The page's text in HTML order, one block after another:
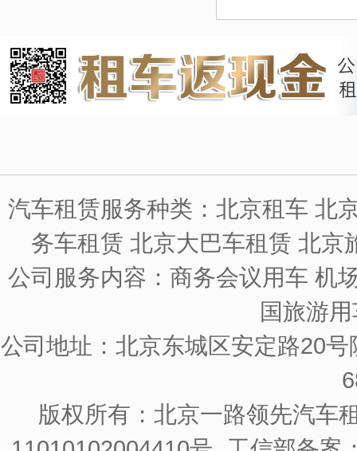
汽车租赁服务种类：北京租车 北
务车租赁 北京大巴车租赁 北京
公司服务内容：商务会议用车 机
国旅游
公司地址：北京东城区安定路20
版权所有：北京一路领先汽车